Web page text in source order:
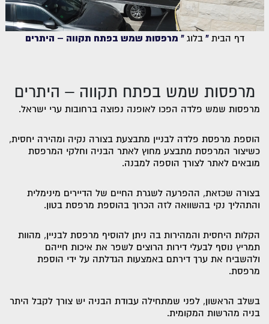
דף הבית »בלוג » מרפסות שמש בפתח תקווה – היתרים
מרפסות שמש בפתח תקווה – היתרים
מרפסות שמש פלדה הפכו לאופנה נפוצה ברחובות ערי ישראל.
הוספת מרפסת פלדה לבניין מתבצעת בצורה נקיה ומהירה יחסית,
כשיצור המרפסת מתבצע מחוץ לאתר הבניה וחלקי המרפסת
מובאים לאתר לצורך הוספה למבנה.
בצורה שכזאת, ההפרעה לשגרת החיים של הדיירים מינימלית
והתהליך נקי בהשוואה לזה הכרוך בהוספת מרפסת בטון.
הקלות היחסית והמהירות בה ניתן להוסיף מרפסת לבניין, מהוות
תמריץ נוסף לבעלי דירות הרוצים לשפר את איכות חייהם
ולהשביח את ערך דירתם באמצעות הגדלתה על ידי הוספת
מרפסת.
בשלב הראשון, לפני שמתחילה עבודת הבניה יש צורך לקבל היתר
בניה מהרשות המקומית.